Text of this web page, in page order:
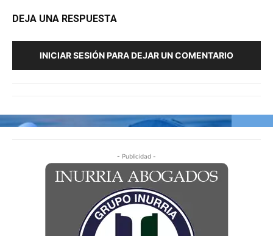
DEJA UNA RESPUESTA
INICIAR SESIÓN PARA DEJAR UN COMENTARIO
- Publicidad -